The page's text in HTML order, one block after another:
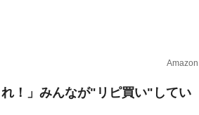
Amazon
れ！」みんなが"リピ買い"してい